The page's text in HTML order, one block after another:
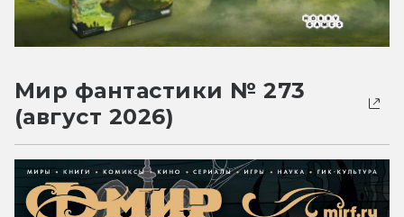
Мир фантастики № 273
(август 2026)